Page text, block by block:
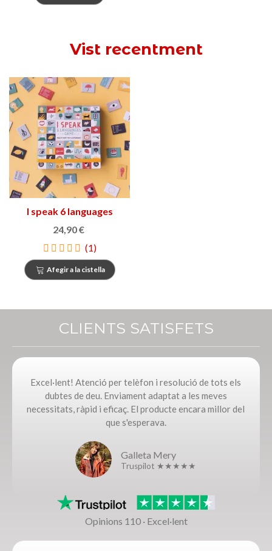
Vist recentment
I speak 6 languages
24,90 €
(1)
Afegir a la cistella
CLIENTS SATISFETS
Excel·lent! Atenció per telèfon i resolució de tots els
dubtes de deu. Enviament adaptat a les meves
necessitats, ràpid i eficaç. El producte encara millor del
que s'esperava.
Galleta Mery
Truspilot ★★★★★
Opinions 110 · Excel·lent